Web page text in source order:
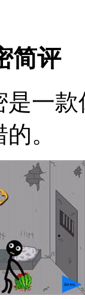
简评
是一
。